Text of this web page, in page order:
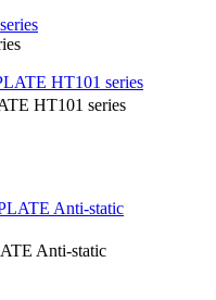
HT101 series
Anti-static